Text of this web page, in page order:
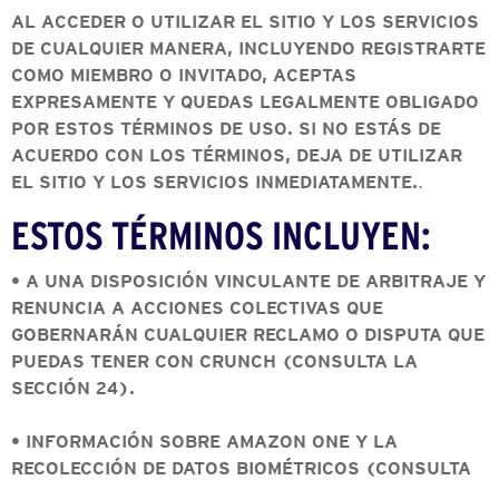
AL ACCEDER O UTILIZAR EL SITIO Y LOS SERVICIOS
DE CUALQUIER MANERA, INCLUYENDO REGISTRARTE
COMO MIEMBRO O INVITADO, ACEPTAS
EXPRESAMENTE Y QUEDAS LEGALMENTE OBLIGADO
POR ESTOS TÉRMINOS DE USO. SI NO ESTÁS DE
ACUERDO CON LOS TÉRMINOS, DEJA DE UTILIZAR
EL SITIO Y LOS SERVICIOS INMEDIATAMENTE..
ESTOS TÉRMINOS INCLUYEN:
• A UNA DISPOSICIÓN VINCULANTE DE ARBITRAJE Y
RENUNCIA A ACCIONES COLECTIVAS QUE
GOBERNARÁN CUALQUIER RECLAMO O DISPUTA QUE
PUEDAS TENER CON CRUNCH (CONSULTA LA
SECCIÓN 24).
• INFORMACIÓN SOBRE AMAZON ONE Y LA
RECOLECCIÓN DE DATOS BIOMÉTRICOS (CONSULTA